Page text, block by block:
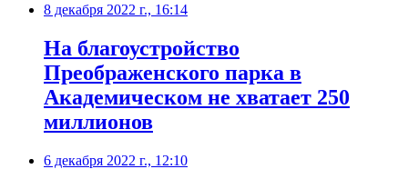
8 декабря 2022 г., 16:14
​На благоустройство
Преображенского парка в
Академическом не хватает 250
миллионов
6 декабря 2022 г., 12:10